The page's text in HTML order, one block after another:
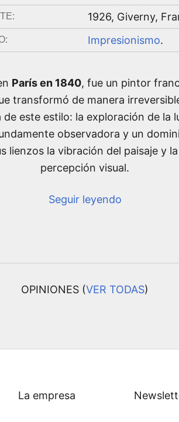
1926, Giverny,
Impresionismo.
París en 1840, fue un pintor
transformó de manera
este estilo: la exploración de la
observadora y un
lienzos la vibración del paisaje y
percepción visual.
Seguir leyendo
OPINIONES (VER TODAS)
La empresa